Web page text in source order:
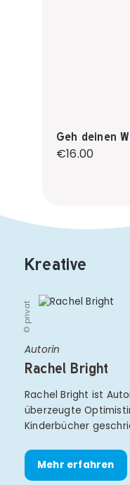
Geh deinen
Regular
€16.00
Kreative
© privat
Autorin
Rachel Bright
Rachel Bright ist
überzeugte
Kinderbücher
Mehr erfahren